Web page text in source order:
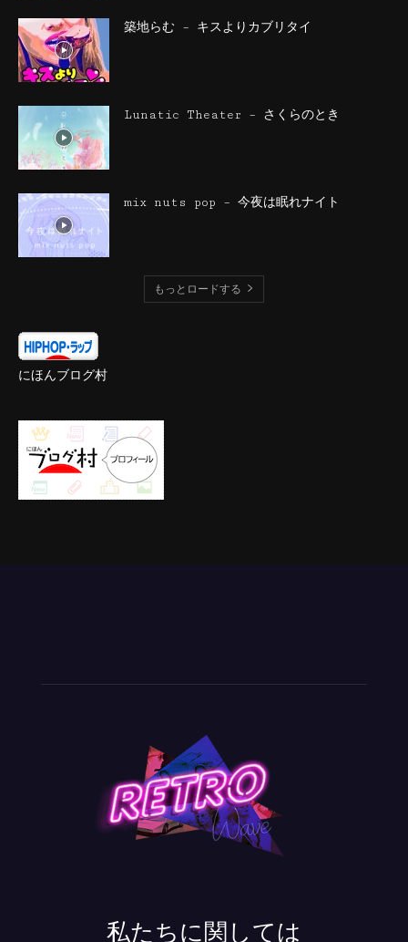
築地らむ – キスよりカブリタイ
Lunatic Theater – さくらのとき
mix nuts pop – 今夜は眠れナイト
もっとロードする
にほんブログ村
私たちに関しては